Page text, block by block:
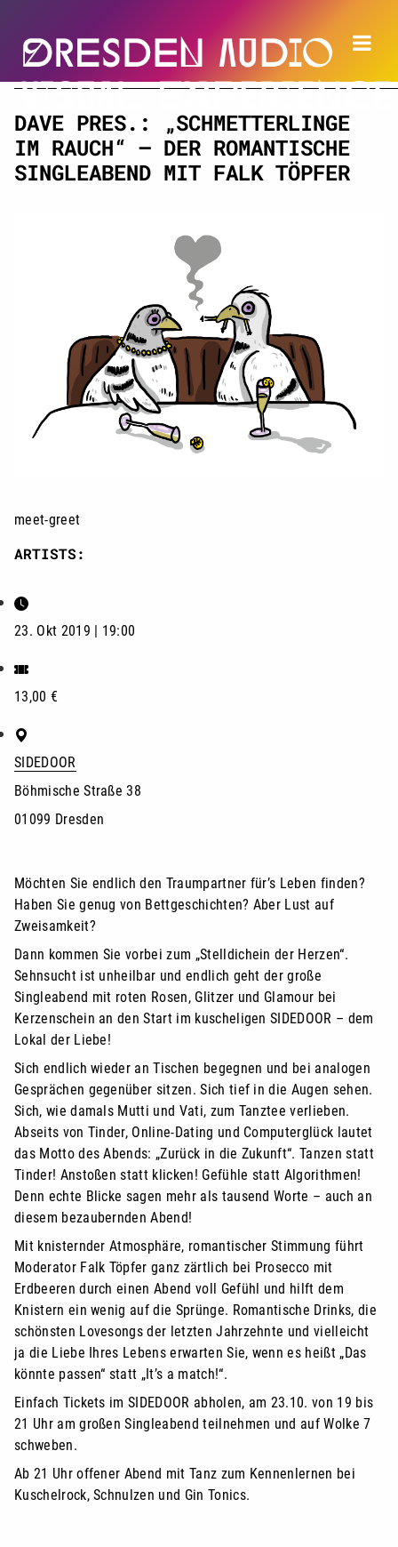
DAVE PRES.: „SCHMETTERLINGE
IM RAUCH“ – DER ROMANTISCHE
SINGLEABEND MIT FALK TÖPFER
meet-greet
ARTISTS:
23. Okt 2019 | 19:00
13,00 €
SIDEDOOR
Böhmische Straße 38
01099 Dresden
Möchten Sie endlich den Traumpartner für’s Leben finden?
Haben Sie genug von Bettgeschichten? Aber Lust auf
Zweisamkeit?
Dann kommen Sie vorbei zum „Stelldichein der Herzen“.
Sehnsucht ist unheilbar und endlich geht der große
Singleabend mit roten Rosen, Glitzer und Glamour bei
Kerzenschein an den Start im kuscheligen SIDEDOOR – dem
Lokal der Liebe!
Sich endlich wieder an Tischen begegnen und bei analogen
Gesprächen gegenüber sitzen. Sich tief in die Augen sehen.
Sich, wie damals Mutti und Vati, zum Tanztee verlieben.
Abseits von Tinder, Online-Dating und Computerglück lautet
das Motto des Abends: „Zurück in die Zukunft“. Tanzen statt
Tinder! Anstoßen statt klicken! Gefühle statt Algorithmen!
Denn echte Blicke sagen mehr als tausend Worte – auch an
diesem bezaubernden Abend!
Mit knisternder Atmosphäre, romantischer Stimmung führt
Moderator Falk Töpfer ganz zärtlich bei Prosecco mit
Erdbeeren durch einen Abend voll Gefühl und hilft dem
Knistern ein wenig auf die Sprünge. Romantische Drinks, die
schönsten Lovesongs der letzten Jahrzehnte und vielleicht
ja die Liebe Ihres Lebens erwarten Sie, wenn es heißt „Das
könnte passen“ statt „It’s a match!“.
Einfach Tickets im SIDEDOOR abholen, am 23.10. von 19 bis
21 Uhr am großen Singleabend teilnehmen und auf Wolke 7
schweben.
Ab 21 Uhr offener Abend mit Tanz zum Kennenlernen bei
Kuschelrock, Schnulzen und Gin Tonics.